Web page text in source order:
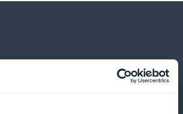
Dinge